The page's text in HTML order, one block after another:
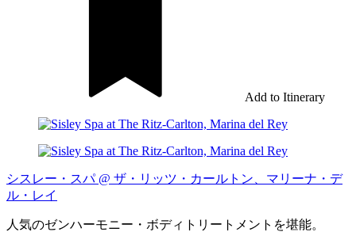
Add to Itinerary
シスレー・スパ @ ザ・リッツ・カールトン、マリーナ・デ
ル・レイ
人気のゼンハーモニー・ボディトリートメントを堪能。